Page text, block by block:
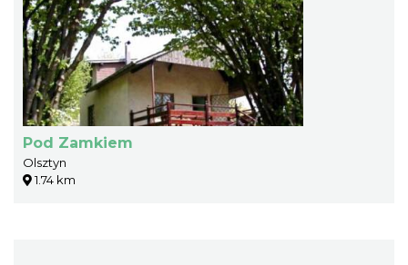
Pod Zamkiem
Olsztyn
1.74 km